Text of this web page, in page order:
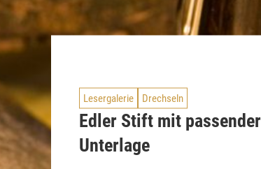
Lesergalerie Drechseln
Edler Stift mit passender
Unterlage